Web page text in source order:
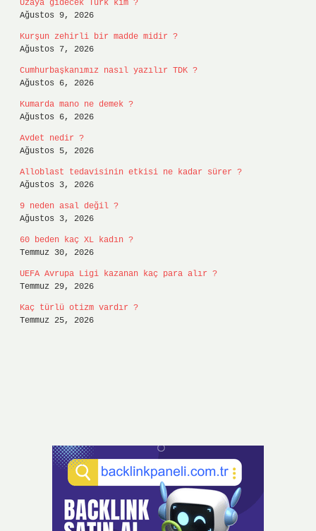
Uzaya gidecek Türk kim ?
Ağustos 9, 2026
Kurşun zehirli bir madde midir ?
Ağustos 7, 2026
Cumhurbaşkanımız nasıl yazılır TDK ?
Ağustos 6, 2026
Kumarda mano ne demek ?
Ağustos 6, 2026
Avdet nedir ?
Ağustos 5, 2026
Alloblast tedavisinin etkisi ne kadar sürer ?
Ağustos 3, 2026
9 neden asal değil ?
Ağustos 3, 2026
60 beden kaç XL kadın ?
Temmuz 30, 2026
UEFA Avrupa Ligi kazanan kaç para alır ?
Temmuz 29, 2026
Kaç türlü otizm vardır ?
Temmuz 25, 2026